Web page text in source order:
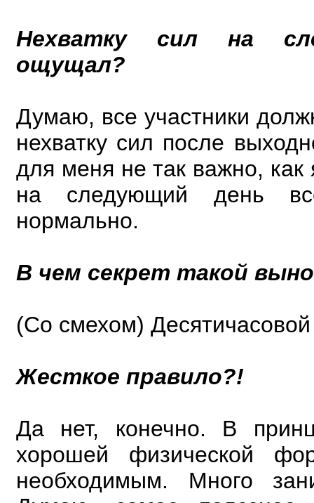
Нехватку сил на
ощущал?
Думаю, все участники
нехватку сил после
для меня не так важно, как
на следующий день
нормально.
В чем секрет такой
(Со смехом)
Жесткое правило?!
Да нет, конечно. В
хорошей физической
необходимым. Много